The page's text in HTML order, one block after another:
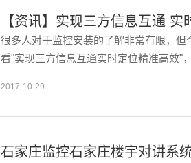
【资讯】实现三方信息互通 实
很多人对于监控安装的了解非常有限，
看"实现三方信息互通实时定位精准高效"
2017-10-29
石家庄监控石家庄楼宇对讲系